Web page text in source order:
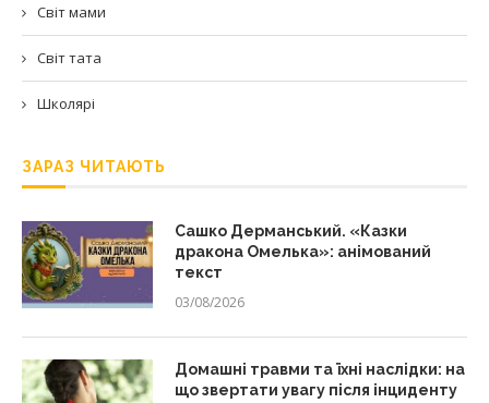
Світ мами
Світ тата
Школярі
ЗАРАЗ ЧИТАЮТЬ
Сашко Дерманський. «Казки
дракона Омелька»: анімований
текст
03/08/2026
Домашні травми та їхні наслідки: на
що звертати увагу після інциденту